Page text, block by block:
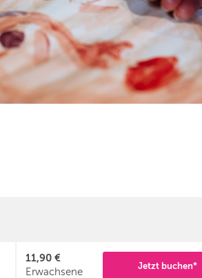
11,90 €
Erwachsene
Jetzt buchen*